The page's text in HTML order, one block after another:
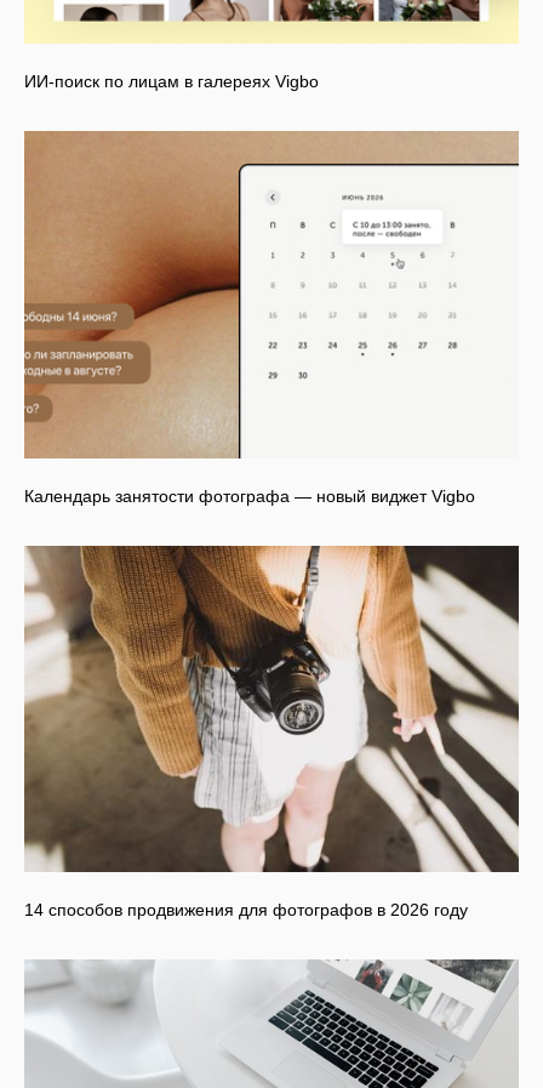
ИИ-поиск по лицам в галереях Vigbo
Календарь занятости фотографа — новый виджет Vigbo
14 способов продвижения для фотографов в 2026 году